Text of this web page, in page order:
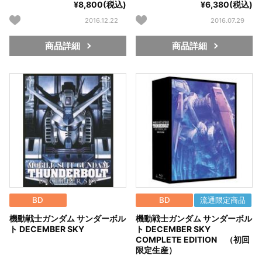
¥8,800(税込)
2016.12.22
商品詳細
¥6,380(税込)
2016.07.29
商品詳細
BD
機動戦士ガンダム サンダーボル
ト DECEMBER SKY
BD 流通限定商品
機動戦士ガンダム サンダーボル
ト DECEMBER SKY
COMPLETE EDITION （初回
限定生産）